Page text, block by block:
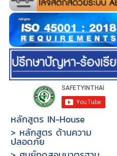
หลักสูตร IN-House
> หลักสูตร ด้านความ
ปลอดภัย